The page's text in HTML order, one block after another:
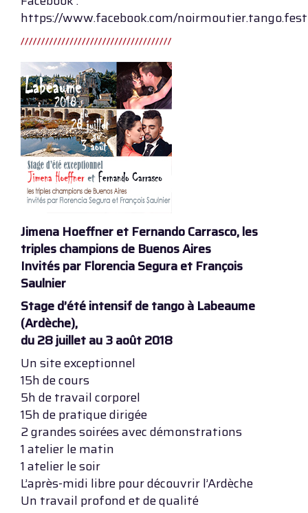
https://www.facebook.com/
Jimena Hoeffner et Fernando Carrasco, les
triples champions de Buenos Aires
Invités par Florencia Segura et François
Saulnier
Stage d’été intensif de tango à Labeaume
(Ardèche),
du 28 juillet au 3 août 2018
Un site exceptionnel
15h de cours
5h de travail corporel
15h de pratique dirigée
2 grandes soirées avec démonstrations
1 atelier le matin
1 atelier le soir
L’après-midi libre pour découvrir l’Ardèche
Un travail profond et de qualité